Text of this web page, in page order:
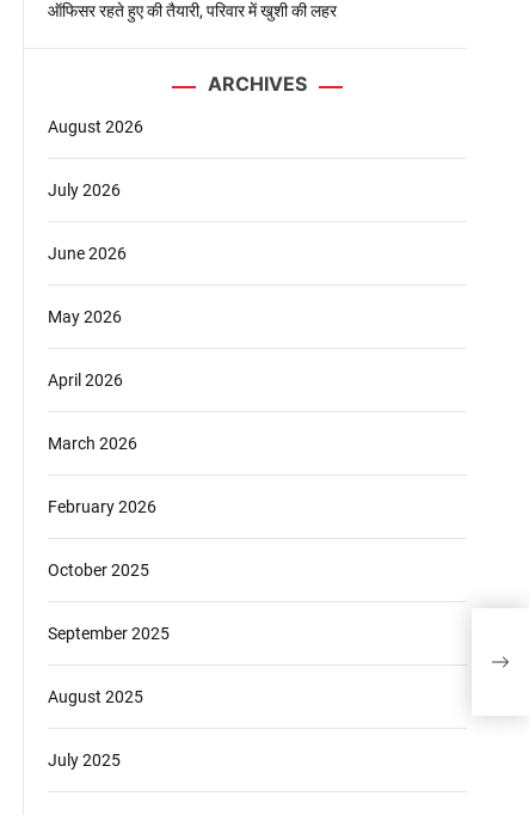
ऑफिसर रहते हुए की तैयारी, परिवार में खुशी की लहर
ARCHIVES
August 2026
July 2026
June 2026
May 2026
April 2026
March 2026
February 2026
October 2025
September 2025
August 2025
July 2025